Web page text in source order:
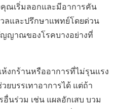
ณเริ่มลอกและมีอาการคัน
ลและปรึกษาแพทย์โดยด่วน
ญญาณของโรคบางอย่างที่
งกร้านหรืออาการที่ไม่รุนแรง
ยบรรเทาอาการได้ แต่ถ้า
นร่วม เช่น แผลอักเสบ บวม